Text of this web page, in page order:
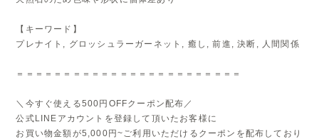
【キーワード】
プレナイト, グロッシュラーガーネット, 癒し, 前進, 決断, 人間関係
＝＝＝＝＝＝＝＝＝＝＝＝＝＝＝＝＝＝＝＝＝＝＝＝
＼今すぐ使える500円OFFクーポン配布／
公式LINEアカウントを登録して頂いたお客様に
お買い物金額が5,000円~ご利用いただけるクーポンを配布しており